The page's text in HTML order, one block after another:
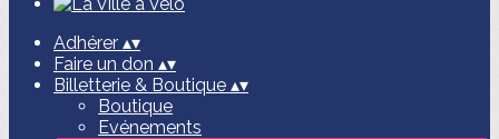
Adhérer ▴▾
Faire un don ▴▾
Billetterie & Boutique ▴▾
Boutique
Evénements